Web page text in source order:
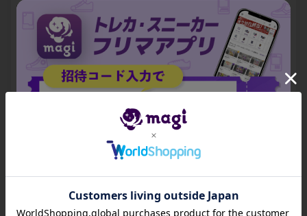
拡張パック「メガ
ブレイブ」 未開封
¥ 13,015 ~
出品数 25
ブレイブ」 未開封
パック
¥ 6,499 ~
出品数 7
MEGA 拡張パック
メガブレイブ ポケ
モンセンターセッ
ト 未開封BOX
¥ 26,500 ~
出品数 1
招待コード